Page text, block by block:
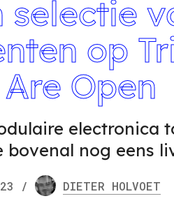
selectie
op
Open
electronica
bovenal nog eens
/ DIETER HOLVOET